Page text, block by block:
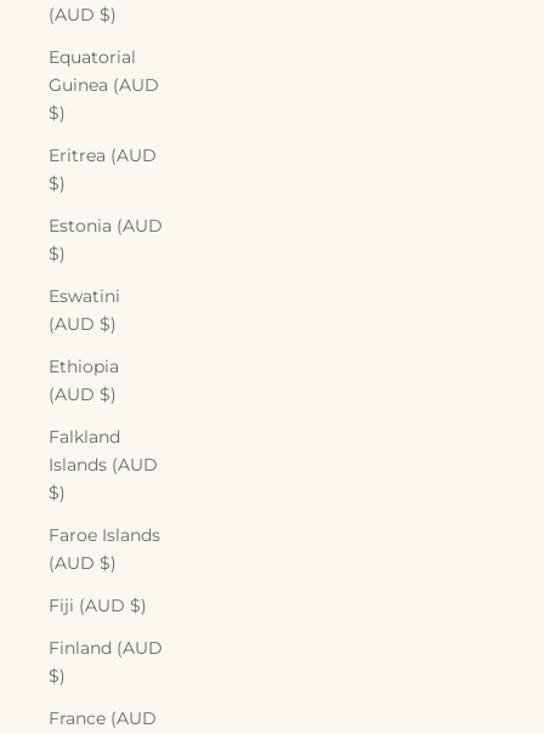
(AUD $)
Equatorial
Guinea (AUD
$)
Eritrea (AUD
$)
Estonia (AUD
$)
Eswatini
(AUD $)
Ethiopia
(AUD $)
Falkland
Islands (AUD
$)
Faroe Islands
(AUD $)
Fiji (AUD $)
Finland (AUD
$)
France (AUD